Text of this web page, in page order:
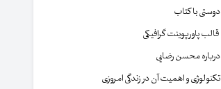
دوستی با کتاب
قالب پاورپوینت گرافیکی
درباره محسن رضایی
تکنولوژی و اهمیت آن در زندگی امروزی